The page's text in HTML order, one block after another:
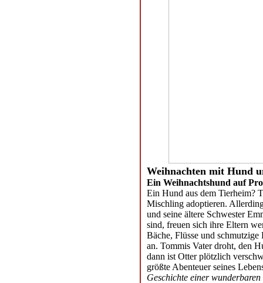
Weihnachten mit Hund
Ein Weihnachtshund auf
Ein Hund aus dem Tierheim?
Mischling adoptieren.
und seine ältere Schwester
sind, freuen sich ihre Eltern
Bäche, Flüsse und
an. Tommis Vater droht, den
dann ist Otter plötzlich
größte Abenteuer seines
Geschichte einer